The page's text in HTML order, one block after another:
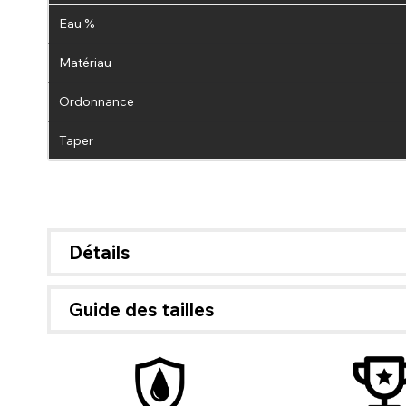
Eau %
Matériau
Ordonnance
Taper
Détails
Guide des tailles